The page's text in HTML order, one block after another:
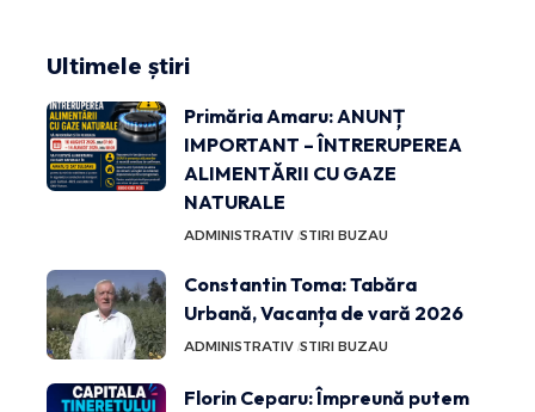
Ultimele știri
Primăria Amaru: ANUNȚ
IMPORTANT – ÎNTRERUPEREA
ALIMENTĂRII CU GAZE
NATURALE
ADMINISTRATIV STIRI BUZAU
Constantin Toma: Tabăra
Urbană, Vacanța de vară 2026
ADMINISTRATIV STIRI BUZAU
Florin Ceparu: Împreună putem